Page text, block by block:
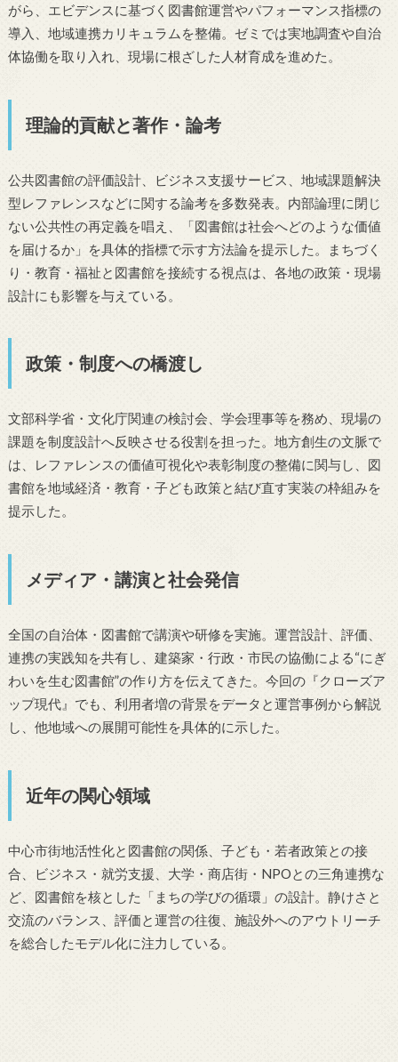
がら、エビデンスに基づく図書館運営やパフォーマンス指標の
導入、地域連携カリキュラムを整備。ゼミでは実地調査や自治
体協働を取り入れ、現場に根ざした人材育成を進めた。
理論的貢献と著作・論考
公共図書館の評価設計、ビジネス支援サービス、地域課題解決
型レファレンスなどに関する論考を多数発表。内部論理に閉じ
ない公共性の再定義を唱え、「図書館は社会へどのような価値
を届けるか」を具体的指標で示す方法論を提示した。まちづく
り・教育・福祉と図書館を接続する視点は、各地の政策・現場
設計にも影響を与えている。
政策・制度への橋渡し
文部科学省・文化庁関連の検討会、学会理事等を務め、現場の
課題を制度設計へ反映させる役割を担った。地方創生の文脈で
は、レファレンスの価値可視化や表彰制度の整備に関与し、図
書館を地域経済・教育・子ども政策と結び直す実装の枠組みを
提示した。
メディア・講演と社会発信
全国の自治体・図書館で講演や研修を実施。運営設計、評価、
連携の実践知を共有し、建築家・行政・市民の協働による“にぎ
わいを生む図書館”の作り方を伝えてきた。今回の『クローズア
ップ現代』でも、利用者増の背景をデータと運営事例から解説
し、他地域への展開可能性を具体的に示した。
近年の関心領域
中心市街地活性化と図書館の関係、子ども・若者政策との接
合、ビジネス・就労支援、大学・商店街・NPOとの三角連携な
ど、図書館を核とした「まちの学びの循環」の設計。静けさと
交流のバランス、評価と運営の往復、施設外へのアウトリーチ
を総合したモデル化に注力している。